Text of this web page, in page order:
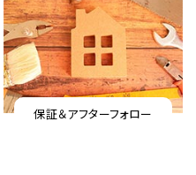
保証＆アフターフォロー